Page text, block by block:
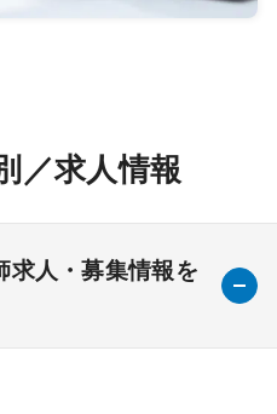
／求人情報
求人・募集情報を